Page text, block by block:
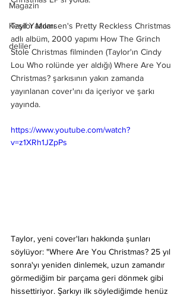
Magazin
Keşif Yazıları
deliler
Taylor Momsen's Pretty Reckless Christmas
adlı albüm, 2000 yapımı How The Grinch
Stole Christmas filminden (Taylor'ın Cindy
Lou Who rolünde yer aldığı) Where Are You
Christmas? şarkısının yakın zamanda
yayınlanan cover'ını da içeriyor ve şarkı
yayında.
https://www.youtube.com/watch?
v=z1XRh1JZpPs
Taylor, yeni cover'ları hakkında şunları
söylüyor: "Where Are You Christmas? 25 yıl
sonra'yı yeniden dinlemek, uzun zamandır
görmediğim bir parçama geri dönmek gibi
hissettiriyor. Şarkıyı ilk söylediğimde henüz